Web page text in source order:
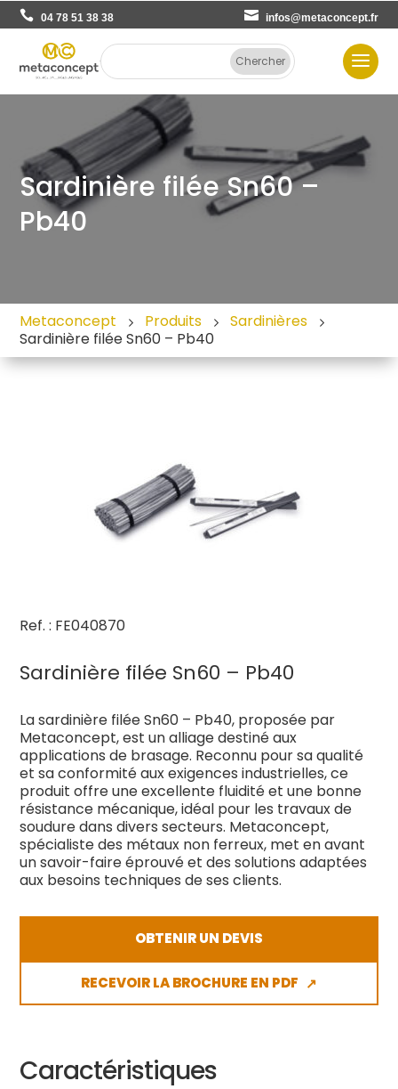
04 78 51 38 38 infos@metaconcept.fr
Sardinière filée Sn60 –
Pb40
Metaconcept Produits
Sardinières
Sardinière filée Sn60 – Pb40
Ref. : FE040870
Sardinière filée Sn60 – Pb40
La sardinière filée Sn60 – Pb40, proposée par
Metaconcept, est un alliage destiné aux
applications de brasage. Reconnu pour sa qualité
et sa conformité aux exigences industrielles, ce
produit offre une excellente fluidité et une bonne
résistance mécanique, idéal pour les travaux de
soudure dans divers secteurs. Metaconcept,
spécialiste des métaux non ferreux, met en avant
un savoir-faire éprouvé et des solutions adaptées
aux besoins techniques de ses clients.
OBTENIR UN DEVIS
RECEVOIR LA BROCHURE EN PDF ↗
Caractéristiques